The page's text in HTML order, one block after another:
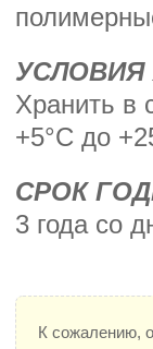
УСЛОВИЯ
Хранить в
+5°С до
СРОК
3 года со
К сожалению,